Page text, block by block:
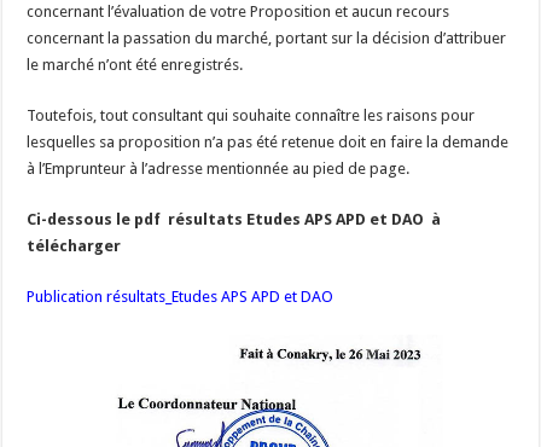
concernant l’évaluation de votre Proposition et aucun recours
concernant la passation du marché, portant sur la décision d’attribuer
le marché n’ont été enregistrés.
Toutefois, tout consultant qui souhaite connaître les raisons pour
lesquelles sa proposition n’a pas été retenue doit en faire la demande
à l’Emprunteur à l’adresse mentionnée au pied de page.
Ci-dessous le pdf résultats Etudes APS APD et DAO à
télécharger
Publication résultats_Etudes APS APD et DAO